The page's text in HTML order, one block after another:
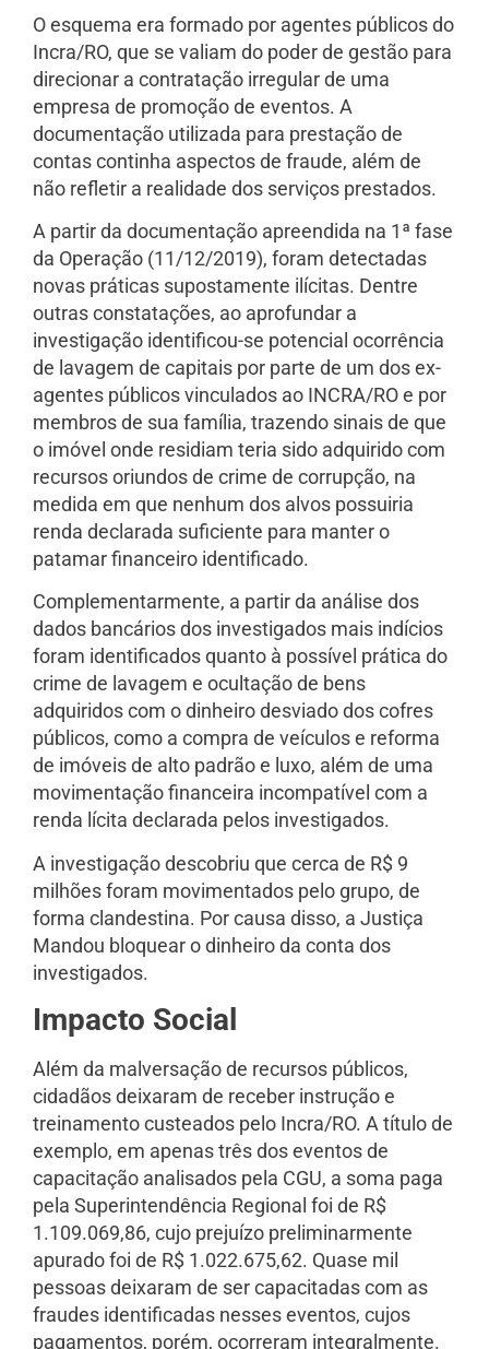
O esquema era formado por agentes públicos do
Incra/RO, que se valiam do poder de gestão para
direcionar a contratação irregular de uma
empresa de promoção de eventos. A
documentação utilizada para prestação de
contas continha aspectos de fraude, além de
não refletir a realidade dos serviços prestados.
A partir da documentação apreendida na 1ª fase
da Operação (11/12/2019), foram detectadas
novas práticas supostamente ilícitas. Dentre
outras constatações, ao aprofundar a
investigação identificou-se potencial ocorrência
de lavagem de capitais por parte de um dos ex-
agentes públicos vinculados ao INCRA/RO e por
membros de sua família, trazendo sinais de que
o imóvel onde residiam teria sido adquirido com
recursos oriundos de crime de corrupção, na
medida em que nenhum dos alvos possuiria
renda declarada suficiente para manter o
patamar financeiro identificado.
Complementarmente, a partir da análise dos
dados bancários dos investigados mais indícios
foram identificados quanto à possível prática do
crime de lavagem e ocultação de bens
adquiridos com o dinheiro desviado dos cofres
públicos, como a compra de veículos e reforma
de imóveis de alto padrão e luxo, além de uma
movimentação financeira incompatível com a
renda lícita declarada pelos investigados.
A investigação descobriu que cerca de R$ 9
milhões foram movimentados pelo grupo, de
forma clandestina. Por causa disso, a Justiça
Mandou bloquear o dinheiro da conta dos
investigados.
Impacto Social
Além da malversação de recursos públicos,
cidadãos deixaram de receber instrução e
treinamento custeados pelo Incra/RO. A título de
exemplo, em apenas três dos eventos de
capacitação analisados pela CGU, a soma paga
pela Superintendência Regional foi de R$
1.109.069,86, cujo prejuízo preliminarmente
apurado foi de R$ 1.022.675,62. Quase mil
pessoas deixaram de ser capacitadas com as
fraudes identificadas nesses eventos, cujos
pagamentos, porém, ocorreram integralmente.